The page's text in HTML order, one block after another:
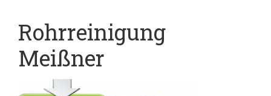
Rohrreinigung
Meißner